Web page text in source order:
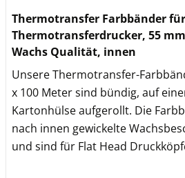
Thermotransfer Farbbänder für
Thermotransferdrucker, 55
Wachs Qualität, innen
Unsere Thermotransfer-
x 100 Meter sind bündig, auf
Kartonhülse aufgerollt. Die
nach innen gewickelte
und sind für Flat Head